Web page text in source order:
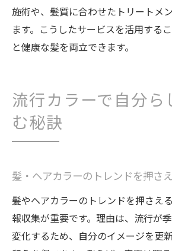
施術や、髪質に合わせたトリートメ
ます。こうしたサービスを活用する
と健康な髪を両立できます。
流行カラーで自分ら
む秘訣
髪・ヘアカラーのトレンドを押さ
髪やヘアカラーのトレンドを押さえ
報収集が重要です。理由は、流行が
変化するため、自分のイメージを更